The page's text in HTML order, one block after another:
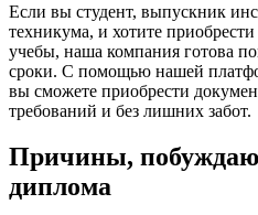
Если вы студент, выпускник
техникума, и хотите
учебы, наша компания готова
сроки. С помощью нашей
вы сможете приобрести
требований и без лишних забот.
Причины,
диплома